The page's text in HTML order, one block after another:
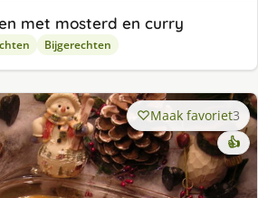
met mosterd en curry
Bijgerechten
Maak favoriet3
👍